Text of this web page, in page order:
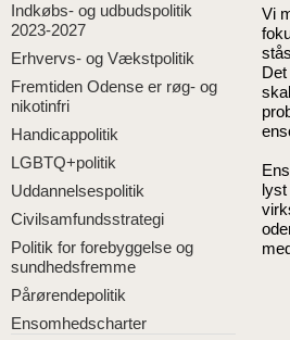
Indkøbs- og udbudspolitik
2023-2027
Erhvervs- og Vækstpolitik
Fremtiden Odense er røg- og
nikotinfri
Handicappolitik
LGBTQ+politik
Uddannelsespolitik
Civilsamfundsstrategi
Politik for forebyggelse og
sundhedsfremme
Pårørendepolitik
Ensomhedscharter
Vi
lyst